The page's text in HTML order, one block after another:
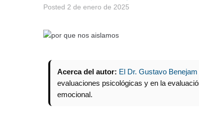
Posted 2 de enero de 2025
Acerca del autor: El Dr. Gustavo Benejam
evaluaciones psicológicas y en la
emocional.